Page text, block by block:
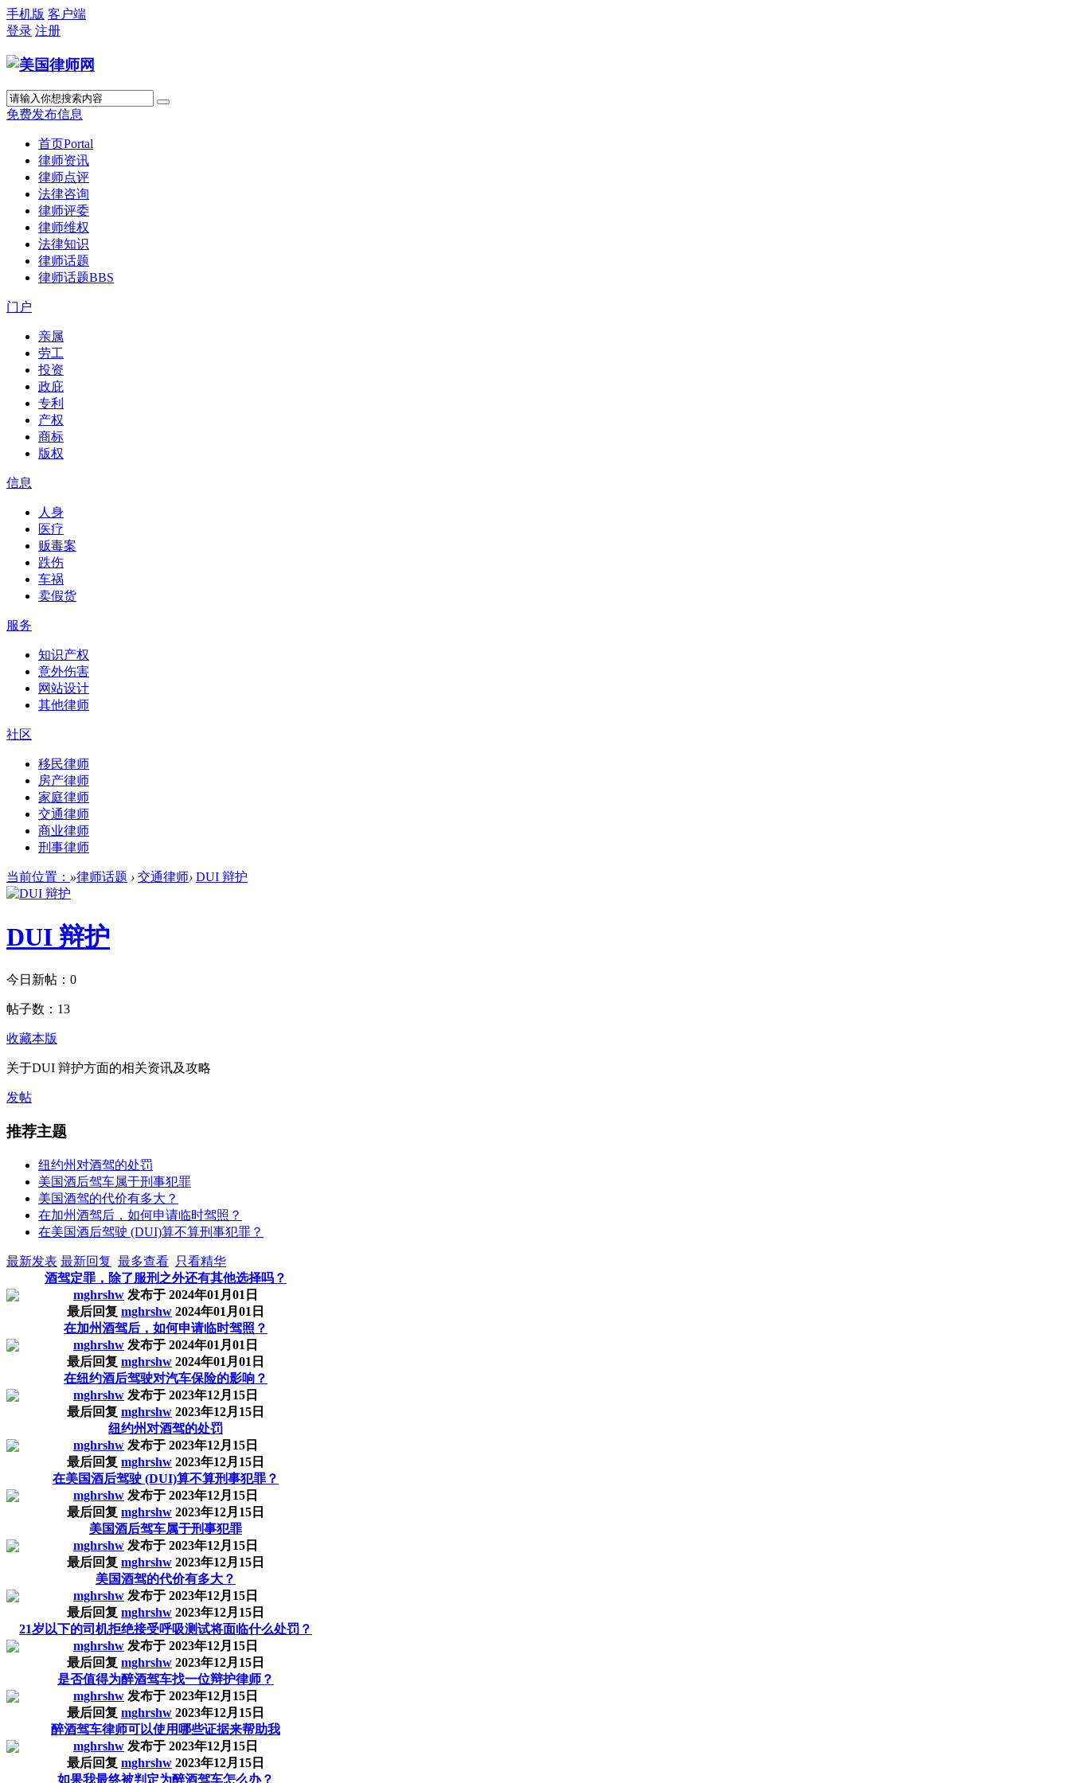
手机版 客户端
登录 注册
免费发布信息
首页Portal
律师资讯
律师点评
法律咨询
律师评委
律师维权
法律知识
律师话题
律师话题BBS
门户
亲属
劳工
投资
政庇
专利
产权
商标
版权
信息
人身
医疗
贩毒案
跌伤
车祸
卖假货
服务
知识产权
意外伤害
网站设计
其他律师
社区
移民律师
房产律师
家庭律师
交通律师
商业律师
刑事律师
当前位置： »律师话题 › 交通律师› DUI 辩护
DUI 辩护
今日新帖： 0
帖子数： 13
收藏本版
关于DUI 辩护方面的相关资讯及攻略
发帖
推荐主题
纽约州对酒驾的处罚
美国酒后驾车属于刑事犯罪
美国酒驾的代价有多大？
在加州酒驾后，如何申请临时驾照？
在美国酒后驾驶 (DUI)算不算刑事犯罪？
最新发表 最新回复 最多查看 只看精华
酒驾定罪，除了服刑之外还有其他选择吗？
mghrshw 发布于 2024年01月01日
最后回复 mghrshw 2024年01月01日
在加州酒驾后，如何申请临时驾照？
mghrshw 发布于 2024年01月01日
最后回复 mghrshw 2024年01月01日
在纽约酒后驾驶对汽车保险的影响？
mghrshw 发布于 2023年12月15日
最后回复 mghrshw 2023年12月15日
纽约州对酒驾的处罚
mghrshw 发布于 2023年12月15日
最后回复 mghrshw 2023年12月15日
在美国酒后驾驶 (DUI)算不算刑事犯罪？
mghrshw 发布于 2023年12月15日
最后回复 mghrshw 2023年12月15日
美国酒后驾车属于刑事犯罪
mghrshw 发布于 2023年12月15日
最后回复 mghrshw 2023年12月15日
美国酒驾的代价有多大？
mghrshw 发布于 2023年12月15日
最后回复 mghrshw 2023年12月15日
21岁以下的司机拒绝接受呼吸测试将面临什么处罚？
mghrshw 发布于 2023年12月15日
最后回复 mghrshw 2023年12月15日
是否值得为醉酒驾车找一位辩护律师？
mghrshw 发布于 2023年12月15日
最后回复 mghrshw 2023年12月15日
醉酒驾车律师可以使用哪些证据来帮助我
mghrshw 发布于 2023年12月15日
最后回复 mghrshw 2023年12月15日
如果我最终被判定为醉酒驾车怎么办？